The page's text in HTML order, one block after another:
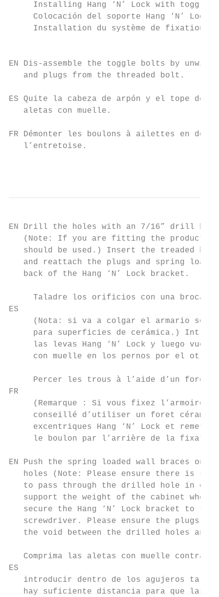
Installing Hang ‘N’ Lock with toggle
Colocación del soporte Hang ‘N’ Lock
Installation du système de fixation
EN Dis-assemble the toggle bolts by
   and plugs from the threaded bolt.
ES Quite la cabeza de arpón y el tope de
   aletas con muelle.
FR Démonter les boulons à ailettes en
   l’entretoise.
EN Drill the holes with an 7/16” drill bit.
(Note: If you are fitting the product
should be used.) Insert the treaded
and reattach the plugs and spring
   back of the Hang ‘N’ Lock bracket.
Taladre los orificios con una broca
ES
(Nota: si va a colgar el armario
para superficies de cerámica.)
las levas Hang ‘N’ Lock y luego
con muelle en los pernos por el otro
Percer les trous à l’aide d’un foret
FR
(Remarque : Si vous fixez l’armoire
conseillé d’utiliser un foret
excentriques Hang ‘N’ Lock et
le boulon par l’arrière de la
EN Push the spring loaded wall braces
holes (Note: Please ensure there is
to pass through the drilled hole in
support the weight of the cabinet when
secure the Hang ‘N’ Lock bracket to the
screwdriver. Please ensure the plugs
the void between the drilled holes and
Comprima las aletas con muelle contra
ES
introducir dentro de los agujeros
hay suficiente distancia para que las